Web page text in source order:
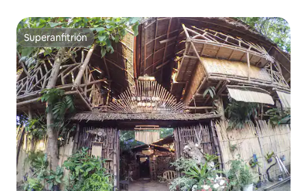
Superanfitrión
Superanfitrión